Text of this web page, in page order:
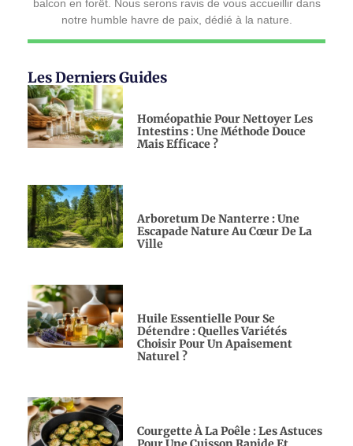
balcon en forêt. Nous serons ravis de vous accueillir dans
notre humble havre de paix, dédié à la nature.
Les Derniers Guides
Homéopathie Pour Nettoyer Les
Intestins : Une Méthode Douce
Mais Efficace ?
Arboretum De Nanterre : Une
Escapade Nature Au Cœur De La
Ville
Huile Essentielle Pour Se
Détendre : Quelles Variétés
Choisir Pour Un Apaisement
Naturel ?
Courgette À La Poêle : Les Astuces